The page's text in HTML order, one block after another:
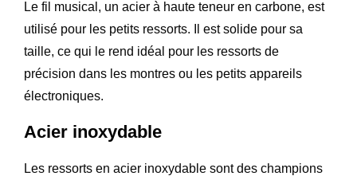
Le fil musical, un acier à haute teneur en carbone, est
utilisé pour les petits ressorts. Il est solide pour sa
taille, ce qui le rend idéal pour les ressorts de
précision dans les montres ou les petits appareils
électroniques.
Acier inoxydable
Les ressorts en acier inoxydable sont des champions